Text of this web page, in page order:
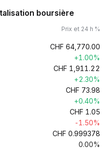
boursière
Prix et 24 h %
CHF 64,770.00
+1.00%
CHF 1,911.22
+2.30%
CHF 73.98
+0.40%
CHF 1.05
-1.50%
CHF 0.999378
0.00%